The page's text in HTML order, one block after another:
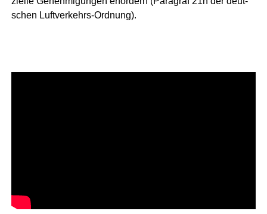
schen Luftverkehrs-Ordnung).